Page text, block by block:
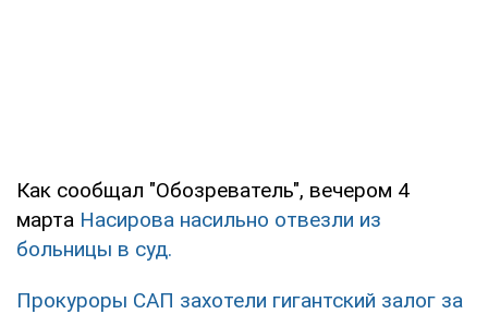
Как сообщал "Обозреватель", вечером 4
марта Насирова насильно отвезли из
больницы в суд.
Прокуроры САП захотели гигантский залог за